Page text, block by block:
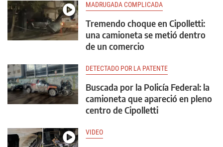
MADRUGADA COMPLICADA
Tremendo choque en Cipolletti:
una camioneta se metió dentro
de un comercio
DETECTADO POR LA PATENTE
Buscada por la Policía Federal: la
camioneta que apareció en pleno
centro de Cipolletti
VIDEO